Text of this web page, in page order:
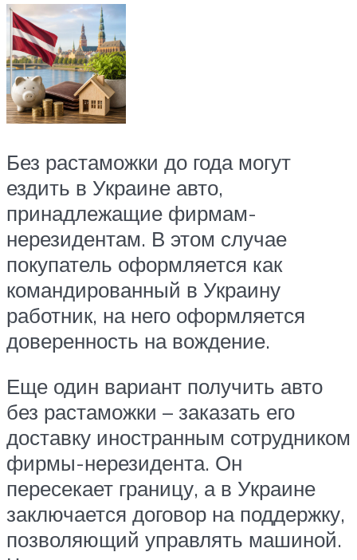
Без растаможки до года могут
ездить в Украине авто,
принадлежащие фирмам-
нерезидентам. В этом случае
покупатель оформляется как
командированный в Украину
работник, на него оформляется
доверенность на вождение.
Еще один вариант получить авто
без растаможки – заказать его
доставку иностранным сотрудником
фирмы-нерезидента. Он
пересекает границу, а в Украине
заключается договор на поддержку,
позволяющий управлять машиной.